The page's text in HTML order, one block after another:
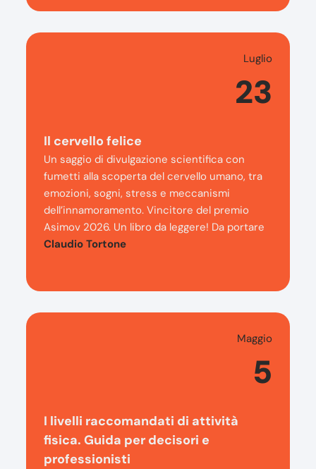
Luglio
23
Il cervello felice
Un saggio di divulgazione scientifica con
fumetti alla scoperta del cervello umano, tra
emozioni, sogni, stress e meccanismi
dell’innamoramento. Vincitore del premio
Asimov 2026. Un libro da leggere! Da portare
Claudio Tortone
Maggio
5
I livelli raccomandati di attività
fisica. Guida per decisori e
professionisti